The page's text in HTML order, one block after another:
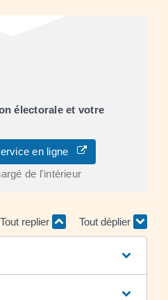
électorale et votre
en ligne
de l'intérieur
Tout replier Tout déplier